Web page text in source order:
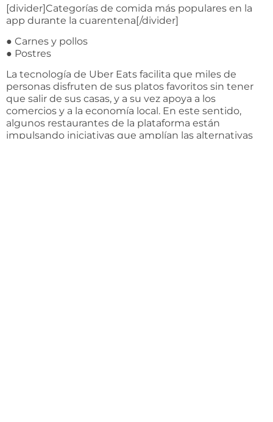
[divider]Categorías de comida más populares en la
app durante la cuarentena[/divider]
● Carnes y pollos
● Postres
La tecnología de Uber Eats facilita que miles de
personas disfruten de sus platos favoritos sin tener
que salir de sus casas, y a su vez apoya a los
comercios y a la economía local. En este sentido,
algunos restaurantes de la plataforma están
impulsando iniciativas que amplían las alternativas